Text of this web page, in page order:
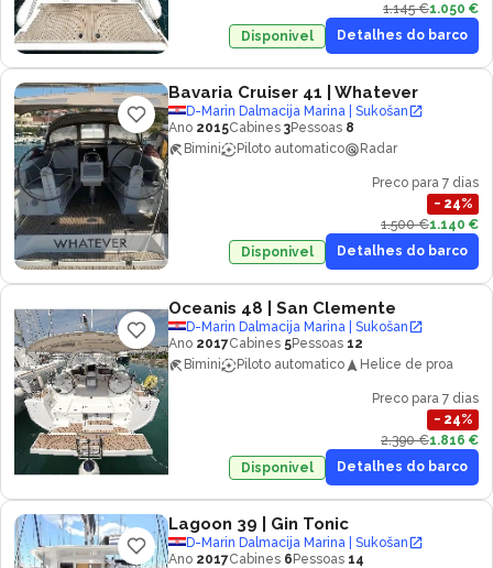
1.145 €1.050 €
Disponivel
Detalhes do barco
Bavaria Cruiser 41 | Whatever
D-Marin Dalmacija Marina | Sukošan
Ano 2015Cabines 3Pessoas 8
Bimini
Piloto automatico Radar
Preco para 7 dias
− 24%
1.500 €1.140 €
Disponivel
Detalhes do barco
Oceanis 48 | San Clemente
D-Marin Dalmacija Marina | Sukošan
Ano 2017Cabines 5Pessoas 12
Bimini
Piloto automatico Helice de proa
Preco para 7 dias
− 24%
2.390 €1.816 €
Disponivel
Detalhes do barco
Lagoon 39 | Gin Tonic
D-Marin Dalmacija Marina | Sukošan
Ano 2017Cabines 6 Pessoas 14